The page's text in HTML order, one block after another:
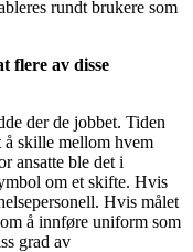
rundt brukere som
flere av disse
der de jobbet. Tiden
å skille mellom hvem
ansatte ble det i
om et skifte. Hvis
Hvis målet
å innføre uniform som
grad av